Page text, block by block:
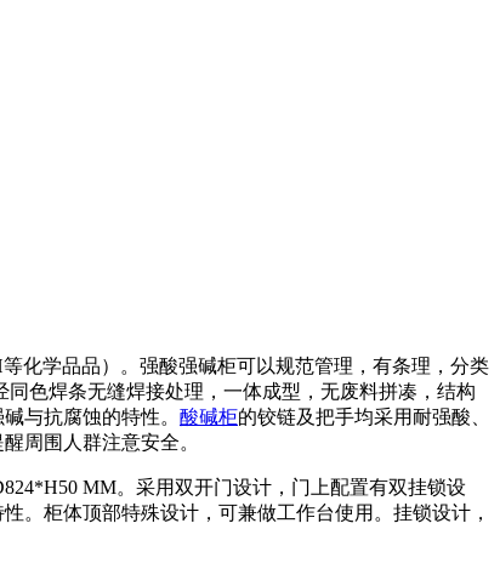
化学品品）。强酸强碱柜可以规范管理，有条理，分类
色焊条无缝焊接处理，一体成型，无废料拼凑，结构
与抗腐蚀的特性。 酸碱柜的铰链及把手均采用耐强酸、
周围人群注意安全。
MM。采用双开门设计，门上配置有双挂锁设
。柜体顶部特殊设计，可兼做工作台使用。挂锁设计，